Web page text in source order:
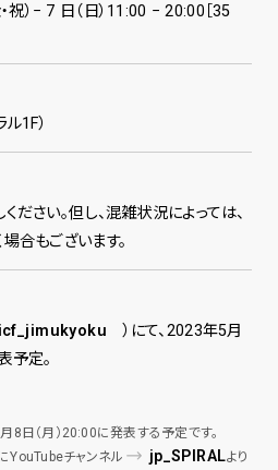
祝）− 7 日（日）11:00 − 20:00［35
1F）
ださい。但し、混雑状況によっては、
合もございます。
）にて、2023年5月
予定。
8日（月）20:00に発表する予定です。
YouTubeチャンネル
jp_SPIRALより